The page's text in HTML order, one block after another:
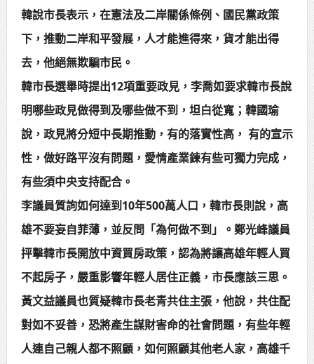
韓說市長表示，在憲法及二岸關係條例、國民黨政策
下，推動二岸和平發展，人才能進得來，貨才能出得
去，他絕無欺騙市民。
韓市長選舉時提出12項重要政見，李喬如要求韓市長說
明哪些政見做得到及哪些做不到，坦白從寬；韓國瑜
說，政見將分短中長期推動，有的落實性高， 有的宣示
性，做好路平沒有問題，愛情產業鍊有些可獨力完成，
有些須中央支持配合。
李議員質詢如何達到10年500萬人口，韓市長則說，高
雄不要妄自菲薄，並反問「為何做不到」。鄭光峰議員
抨擊韓市長開放中資買房政策，認為將讓高雄年輕人買
不起房子，嚴重影響年輕人居住正義，市長應該三思。
黃文益議員也質疑韓市長老青共住主張，他說，共住配
對如不妥善，恐將產生謀財害命的社會問題，有些年輕
人連自己親人都不照顧，如何照顧其他老人家，高雄千